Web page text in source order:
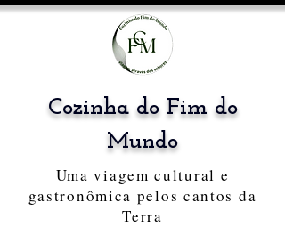
Cozinha do Fim do
Mundo
Uma viagem cultural e
gastronômica pelos cantos da
Terra